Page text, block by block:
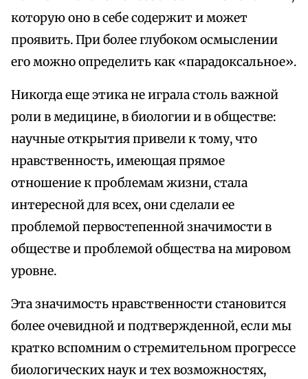
которую оно в себе содержит и может
проявить. При более глубоком осмыслении
его можно определить как «парадоксальное».
Никогда еще этика не играла столь важной
роли в медицине, в биологии и в обществе:
научные открытия привели к тому, что
нравственность, имеющая прямое
отношение к проблемам жизни, стала
интересной для всех, они сделали ее
проблемой первостепенной значимости в
обществе и проблемой общества на мировом
уровне.
Эта значимость нравственности становится
более очевидной и подтвержденной, если мы
кратко вспомним о стремительном прогрессе
биологических наук и тех возможностях,